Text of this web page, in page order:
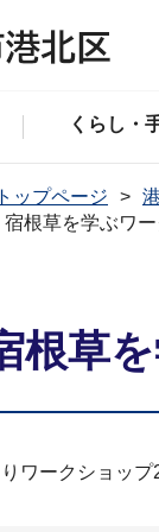
くらし・
ップページ
根草を学ぶワー
草を
ワークショップ